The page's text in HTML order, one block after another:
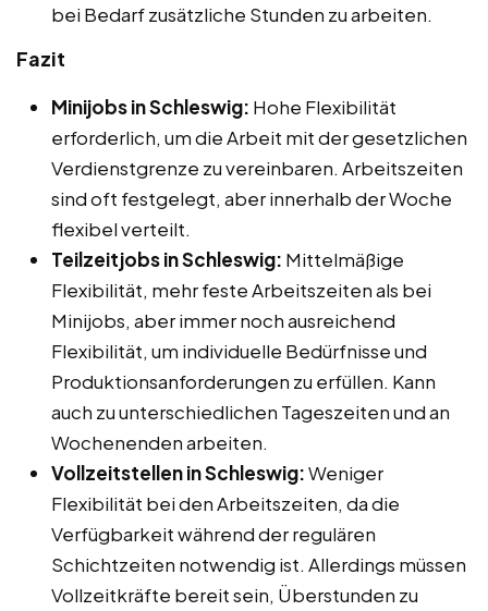
bei Bedarf zusätzliche Stunden zu arbeiten.
Fazit
Minijobs in Schleswig: Hohe Flexibilität
erforderlich, um die Arbeit mit der gesetzlichen
Verdienstgrenze zu vereinbaren. Arbeitszeiten
sind oft festgelegt, aber innerhalb der Woche
flexibel verteilt.
Teilzeitjobs in Schleswig: Mittelmäßige
Flexibilität, mehr feste Arbeitszeiten als bei
Minijobs, aber immer noch ausreichend
Flexibilität, um individuelle Bedürfnisse und
Produktionsanforderungen zu erfüllen. Kann
auch zu unterschiedlichen Tageszeiten und an
Wochenenden arbeiten.
Vollzeitstellen in Schleswig:Weniger
Flexibilität bei den Arbeitszeiten, da die
Verfügbarkeit während der regulären
Schichtzeiten notwendig ist. Allerdings müssen
Vollzeitkräfte bereit sein, Überstunden zu